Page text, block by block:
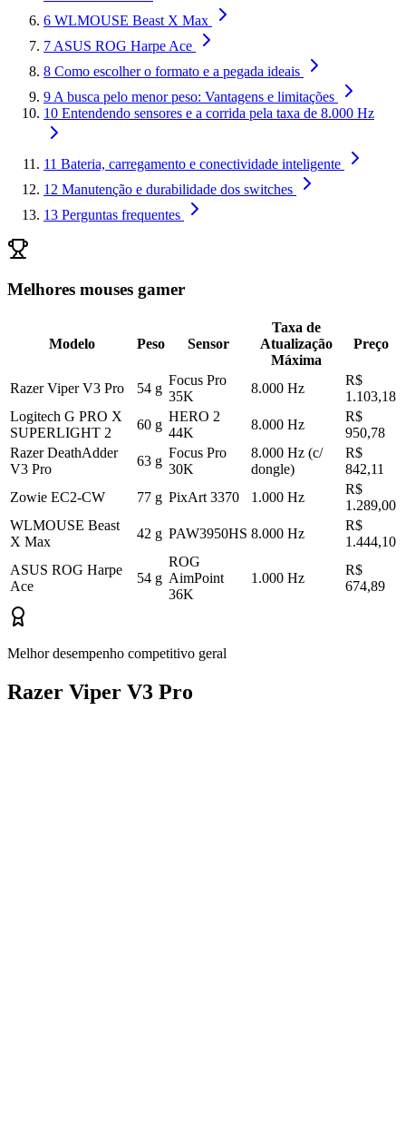
6 WLMOUSE Beast X Max
7 ASUS ROG Harpe Ace
8 Como escolher o formato e a pegada ideais
9 A busca pelo menor peso: Vantagens e limitações
10 Entendendo sensores e a corrida pela taxa de 8.000 Hz
11 Bateria, carregamento e conectividade inteligente
12 Manutenção e durabilidade dos switches
13 Perguntas frequentes
Melhores mouses gamer
Modelo Peso Sensor
Taxa de
Atualização
Máxima
Preço
Razer Viper V3 Pro 54 g
Focus Pro
35K
8.000 Hz
R$
1.103,18
Logitech G PRO X
SUPERLIGHT 2
60 g
HERO 2
44K
8.000 Hz
R$
950,78
Razer DeathAdder
V3 Pro
63 g
Focus Pro
30K
8.000 Hz (c/
dongle)
R$
842,11
Zowie EC2-CW
77 g PixArt 3370 1.000 Hz
R$
1.289,00
WLMOUSE Beast
X Max
42 g PAW3950HS 8.000 Hz
R$
1.444,10
ASUS ROG Harpe
Ace
54 g
ROG
AimPoint
36K
1.000 Hz
R$
674,89
Melhor desempenho competitivo geral
Razer Viper V3 Pro